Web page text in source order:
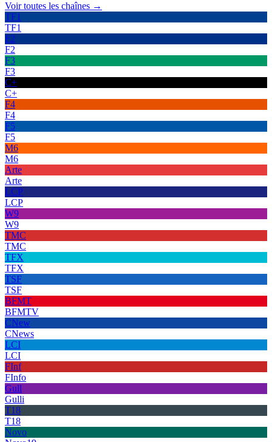
Voir toutes les chaînes →
TF1
TF1
F2
F2
F3
F3
C+
C+
F4
F4
F5
F5
M6
M6
Arte
Arte
LCP
LCP
W9
W9
TMC
TMC
TFX
TFX
TSF
TSF
BFMT
BFMTV
CNew
CNews
LCI
LCI
FInf
FInfo
Gull
Gulli
T18
T18
Novo